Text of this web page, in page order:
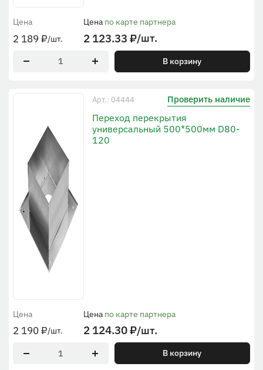
Цена
2 189 ₽/шт.
Цена по карте партнера
2 123.33 ₽/шт.
В корзину
Арт.: 04444 Проверить наличие
Переход перекрытия
универсальный 500*500мм D80-
120
Цена
2 190₽/шт.
Цена по карте партнера
2 124.30₽/шт.
В корзину